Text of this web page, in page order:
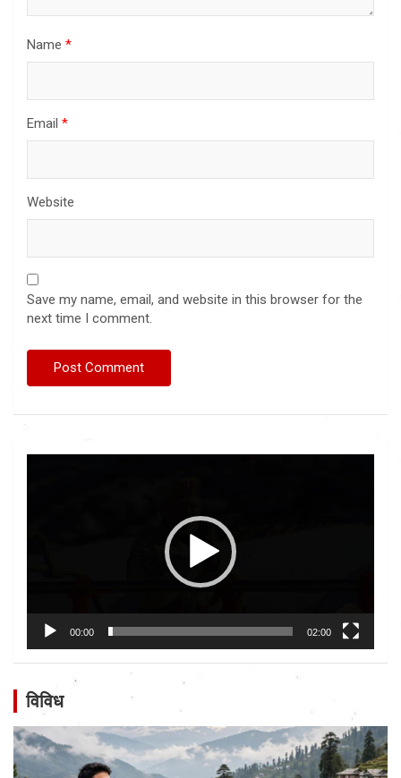
Name *
Email *
Website
Save my name, email, and website in this browser for the
next time I comment.
00:00 02:00
विविध